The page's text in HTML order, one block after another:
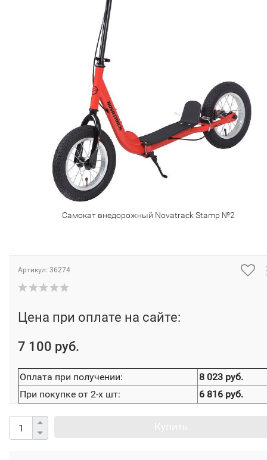
Самокат внедорожный Novatrack Stamp №2
Артикул: 36274
Цена при оплате на сайте:
7 100 руб.
Оплата при получении:
8 023 руб.
При покупке от 2-х шт:
6 816 руб.